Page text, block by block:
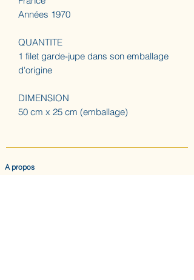
Années 1970
QUANTITE
1 filet garde-jupe dans son emballage
d'origine
DIMENSION
50 cm x 25 cm (emballage)
A propos